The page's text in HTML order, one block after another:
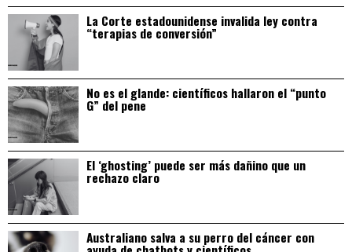
La Corte estadounidense invalida ley contra
“terapias de conversión”
No es el glande: científicos hallaron el “punto
G” del pene
El ‘ghosting’ puede ser más dañino que un
rechazo claro
Australiano salva a su perro del cáncer con